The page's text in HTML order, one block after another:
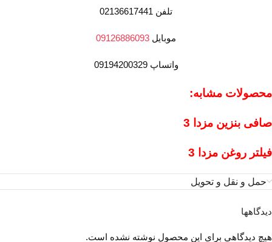
تلفن 02136617441
موبایل 09126886093
واتساپ 09194200329
محصولات مشابه:
صافی بنزین مزدا 3
فیلتر روغن مزدا 3
حمل و نقل و تحویل
دیدگاهها
هیچ دیدگاهی برای این محصول نوشته نشده است.